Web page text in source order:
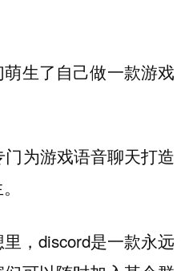
生了自己做一款游戏
为游戏语音聊天打造
，discord是一款永远